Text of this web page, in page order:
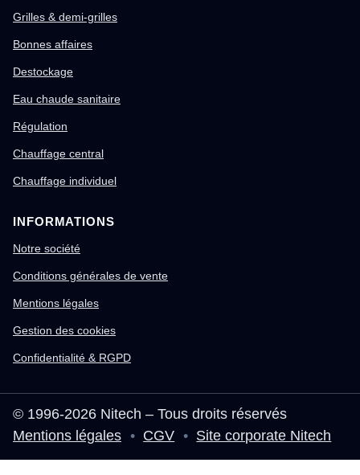
Grilles & demi-grilles
Bonnes affaires
Destockage
Eau chaude sanitaire
Régulation
Chauffage central
Chauffage individuel
INFORMATIONS
Notre société
Conditions générales de vente
Mentions légales
Gestion des cookies
Confidentialité & RGPD
© 1996-2026 Nitech – Tous droits réservés
Mentions légales • CGV • Site corporate Nitech